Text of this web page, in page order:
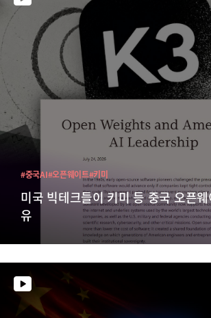
미국 빅테크들이 키미 등 중국 오픈
유
#중국AI#오픈웨이트#키미